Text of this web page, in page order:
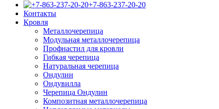
+7-863-237-20-20
Контакты
Кровля
Металлочерепица
Модульная металлочерепица
Профнастил для кровли
Гибкая черепица
Натуральная черепица
Ондулин
Ондувилла
Черепица Ондулин
Композитная металлочерепица